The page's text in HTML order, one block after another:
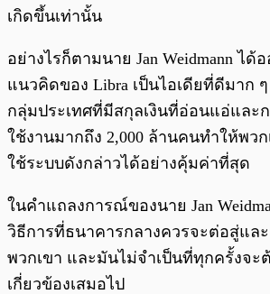
เกิดขึ้นเท่านั้น
อย่างไรก็ตามนาย Jan Weidmann ได้
แนวคิดของ Libra เป็นไอเดียที่ดีมาก
กลุ่มประเทศที่มีสกุลเงินที่อ่อนแอ่และก
ใช้งานมากถึง 2,000 ล้านคนทำให้พว
ใช้ระบบดังกล่าวได้อย่างคุ้มค่าที่สุด
ในคำแถลงการณ์ของนาย Jan
วิธีการที่ธนาคารกลางควรจะต่อสู่แล
พวกเขา และมันไม่จำเป็นที่ทุกครั้งจะ
เกี่ยวข้องเสมอไป